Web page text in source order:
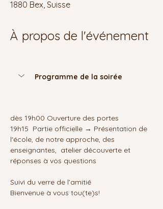
1880 Bex, Suisse
À propos de l'événement
Programme de la soirée
dès 19h00 Ouverture des portes
19h15  Partie officielle → Présentation de
l'école, de notre approche, des
enseignantes,  atelier découverte et
réponses à vos questions
Suivi du verre de l’amitié
Bienvenue à vous tou(te)s!